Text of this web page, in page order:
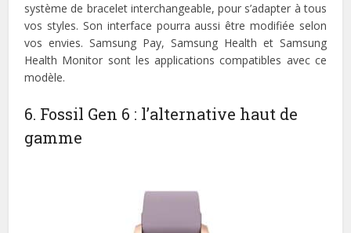
système de bracelet interchangeable, pour s’adapter à tous
vos styles. Son interface pourra aussi être modifiée selon
vos envies. Samsung Pay, Samsung Health et Samsung
Health Monitor sont les applications compatibles avec ce
modèle.
6. Fossil Gen 6 : l’alternative haut de
gamme